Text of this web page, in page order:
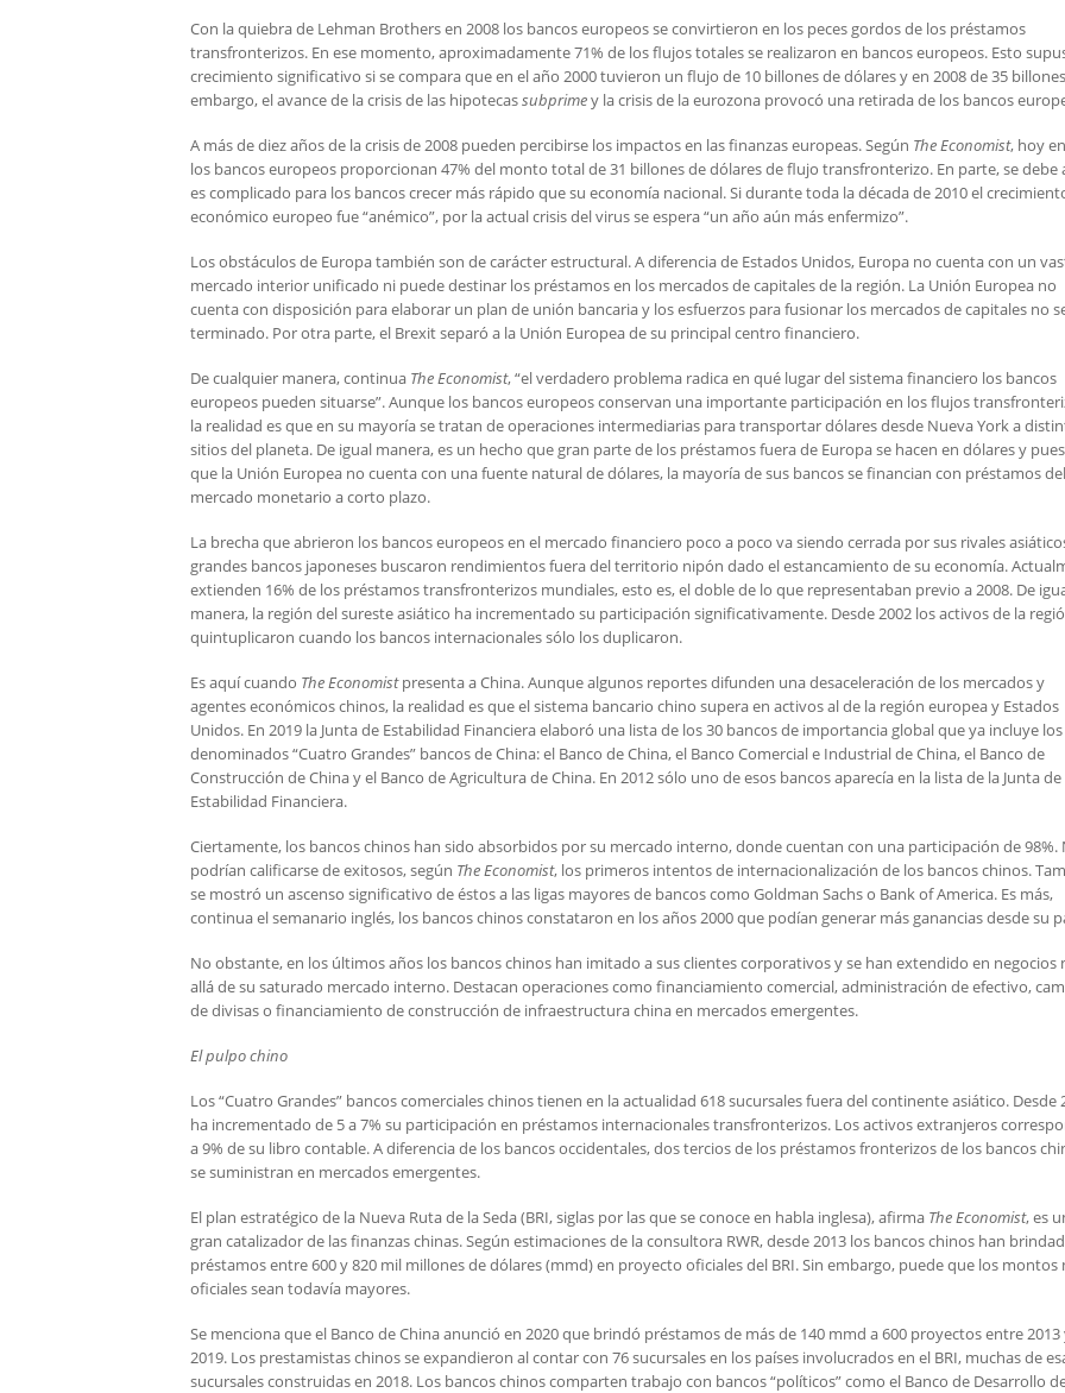
Con la quiebra de Lehman Brothers en 2008 los bancos europeos se convirtieron en los peces gordos de los préstamos
transfronterizos. En ese momento, aproximadamente 71% de los flujos totales se realizaron en bancos europeos. Esto
crecimiento significativo si se compara que en el año 2000 tuvieron un flujo de 10 billones de dólares y en 2008 de 35
embargo, el avance de la crisis de las hipotecassubprimey la crisis de la eurozona provocó una retirada de los bancos
A más de diez años de la crisis de 2008 pueden percibirse los impactos en las finanzas europeas. Según The Economist, hoy
los bancos europeos proporcionan 47% del monto total de 31 billones de dólares de flujo transfronterizo. En parte, se debe
es complicado para los bancos crecer más rápido que su economía nacional. Si durante toda la década de 2010 el
económico europeo fue “anémico”, por la actual crisis del virus se espera “un año aún más enfermizo”.
Los obstáculos de Europa también son de carácter estructural. A diferencia de Estados Unidos, Europa no cuenta con un
mercado interior unificado ni puede destinar los préstamos en los mercados de capitales de la región. La Unión Europea no
cuenta con disposición para elaborar un plan de unión bancaria y los esfuerzos para fusionar los mercados de capitales no
terminado. Por otra parte, el Brexit separó a la Unión Europea de su principal centro financiero.
De cualquier manera, continua The Economist, “el verdadero problema radica en qué lugar del sistema financiero los bancos
europeos pueden situarse”. Aunque los bancos europeos conservan una importante participación en los flujos
la realidad es que en su mayoría se tratan de operaciones intermediarias para transportar dólares desde Nueva York a
sitios del planeta. De igual manera, es un hecho que gran parte de los préstamos fuera de Europa se hacen en dólares y
que la Unión Europea no cuenta con una fuente natural de dólares, la mayoría de sus bancos se financian con préstamos del
mercado monetario a corto plazo.
La brecha que abrieron los bancos europeos en el mercado financiero poco a poco va siendo cerrada por sus rivales
grandes bancos japoneses buscaron rendimientos fuera del territorio nipón dado el estancamiento de su economía.
extienden 16% de los préstamos transfronterizos mundiales, esto es, el doble de lo que representaban previo a 2008. De
manera, la región del sureste asiático ha incrementado su participación significativamente. Desde 2002 los activos de la
quintuplicaron cuando los bancos internacionales sólo los duplicaron.
Es aquí cuando The Economistpresenta a China. Aunque algunos reportes difunden una desaceleración de los mercados y
agentes económicos chinos, la realidad es que el sistema bancario chino supera en activos al de la región europea y Estados
Unidos. En 2019 la Junta de Estabilidad Financiera elaboró una lista de los 30 bancos de importancia global que ya incluye los
denominados “Cuatro Grandes” bancos de China: el Banco de China, el Banco Comercial e Industrial de China, el Banco de
Construcción de China y el Banco de Agricultura de China. En 2012 sólo uno de esos bancos aparecía en la lista de la Junta de
Estabilidad Financiera.
Ciertamente, los bancos chinos han sido absorbidos por su mercado interno, donde cuentan con una participación de 98%.
podrían calificarse de exitosos, según The Economist, los primeros intentos de internacionalización de los bancos chinos.
se mostró un ascenso significativo de éstos a las ligas mayores de bancos como Goldman Sachs o Bank of America. Es más,
continua el semanario inglés, los bancos chinos constataron en los años 2000 que podían generar más ganancias desde su
No obstante, en los últimos años los bancos chinos han imitado a sus clientes corporativos y se han extendido en negocios
allá de su saturado mercado interno. Destacan operaciones como financiamiento comercial, administración de efectivo,
de divisas o financiamiento de construcción de infraestructura china en mercados emergentes.
El pulpo chino
Los “Cuatro Grandes” bancos comerciales chinos tienen en la actualidad 618 sucursales fuera del continente asiático. Desde
ha incrementado de 5 a 7% su participación en préstamos internacionales transfronterizos. Los activos extranjeros
a 9% de su libro contable. A diferencia de los bancos occidentales, dos tercios de los préstamos fronterizos de los bancos
se suministran en mercados emergentes.
El plan estratégico de la Nueva Ruta de la Seda (BRI, siglas por las que se conoce en habla inglesa), afirma The Economist, es
gran catalizador de las finanzas chinas. Según estimaciones de la consultora RWR, desde 2013 los bancos chinos han
préstamos entre 600 y 820 mil millones de dólares (mmd) en proyecto oficiales del BRI. Sin embargo, puede que los montos
oficiales sean todavía mayores.
Se menciona que el Banco de China anunció en 2020 que brindó préstamos de más de 140 mmd a 600 proyectos entre 2013
2019. Los prestamistas chinos se expandieron al contar con 76 sucursales en los países involucrados en el BRI, muchas de
sucursales construidas en 2018. Los bancos chinos comparten trabajo con bancos “políticos” como el Banco de Desarrollo